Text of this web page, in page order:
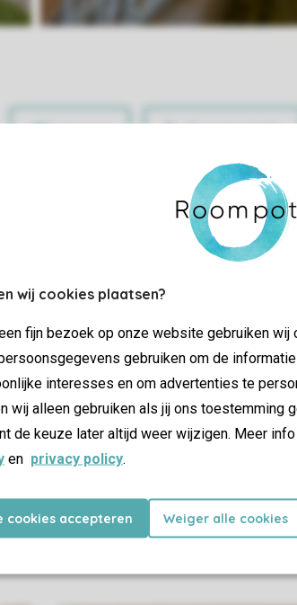
wij cookies plaatsen?
fijn bezoek op onze website gebruiken wij
gebruiken om de
interesses en om advertenties te
wij alleen gebruiken als jij ons toestemming
de keuze later altijd weer wijzigen. Meer
en privacy policy.
cookies accepteren Weiger alle cookies